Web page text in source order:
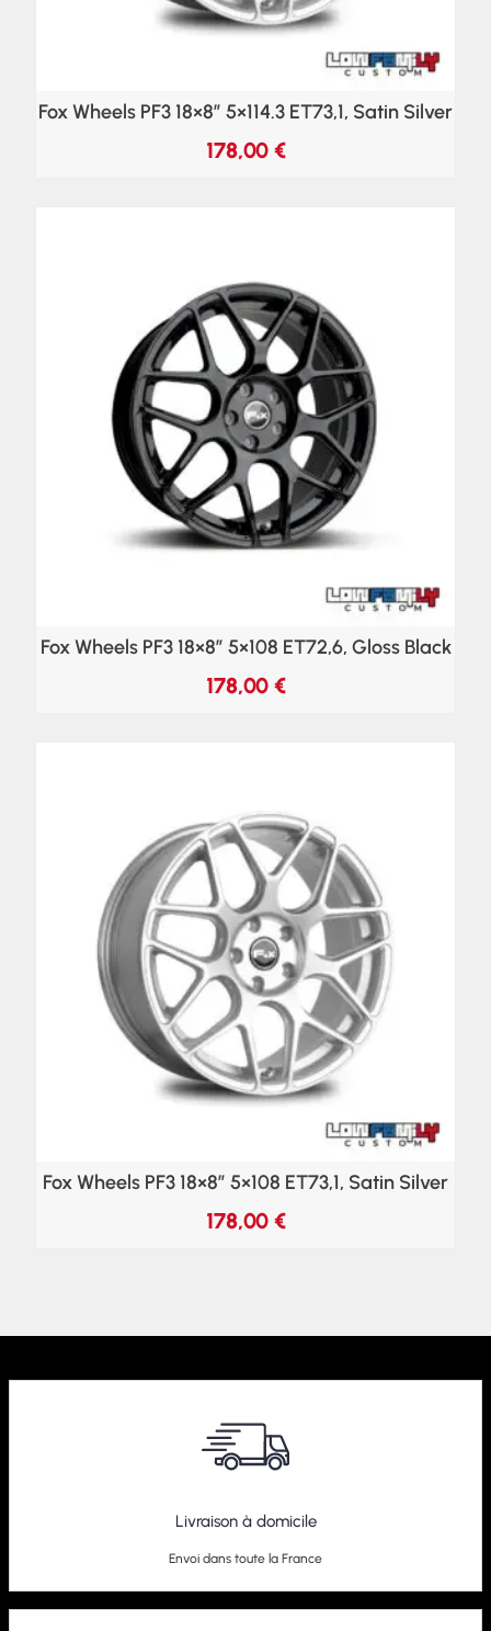
Fox Wheels PF3 18×8″ 5×114.3 ET73,1, Satin Silver
178,00 €
Fox Wheels PF3 18×8″ 5×108 ET72,6, Gloss Black
178,00 €
Fox Wheels PF3 18×8″ 5×108 ET73,1, Satin Silver
178,00 €
Livraison à domicile
Envoi dans toute la France